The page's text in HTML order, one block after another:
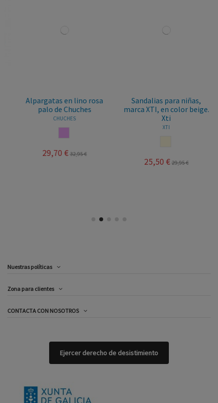
Alpargatas en lino rosa
palo de Chuches
CHUCHES
29,70 € 32,95 €
Sandalias para niñas,
marca XTI, en color beige.
Xti
XTI
25,50 € 29,95 €
Nuestras políticas
Zona para clientes
CONTACTA CON NOSOTROS
Ejercer derecho de desistimiento